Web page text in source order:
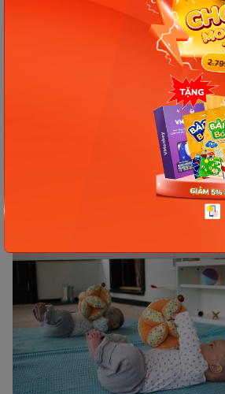
thấm nước nguội, lạnh hay nước
vị mặn... Sau đó, lần lượt cho bé
Mẹ có thể cho bé cầm nắm các
Bởi nếu ngay từ khi mới lọt lòng
cầm nắm đồ vật con sẽ rất